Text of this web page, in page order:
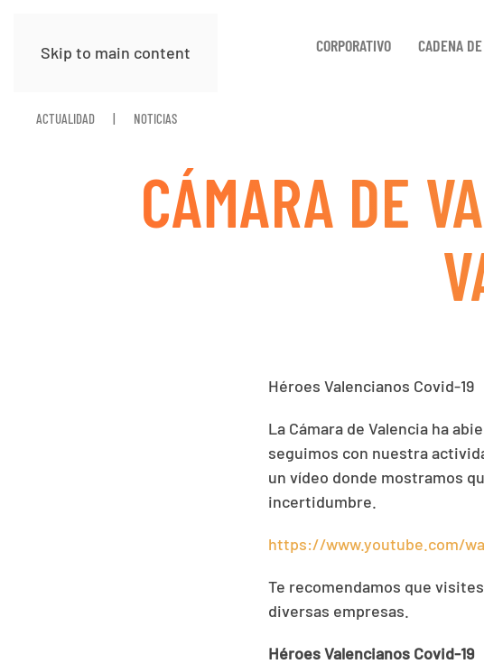
Skip to main content CORPORATIVO CADENA
ACTUALIDAD NOTICIAS
CÁMARA DE
Héroes Valencianos Covid-19
La Cámara de Valencia ha
seguimos con nuestra
un vídeo donde mostramos
incertidumbre.
https://www.youtube.com/
Te recomendamos que
diversas empresas.
Héroes Valencianos Covid-19